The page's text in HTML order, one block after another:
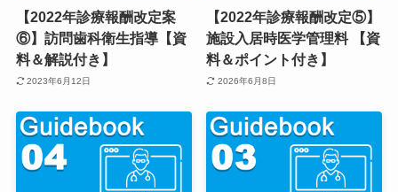
【2022年診療報酬改定案
⑥】訪問歯科衛生指導【資
料＆解説付き】
2023年6月12日
【2022年診療報酬改定⑤】
施設入居時医学管理料 【資
料＆ポイント付き】
2026年6月8日